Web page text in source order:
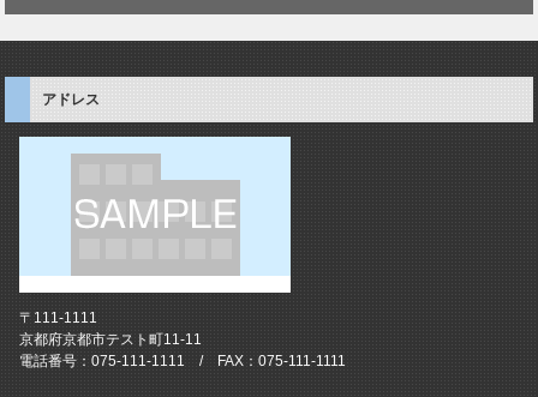
アドレス
〒111-1111
京都府京都市テスト町11-11
電話番号：075-111-1111 / FAX：075-111-1111